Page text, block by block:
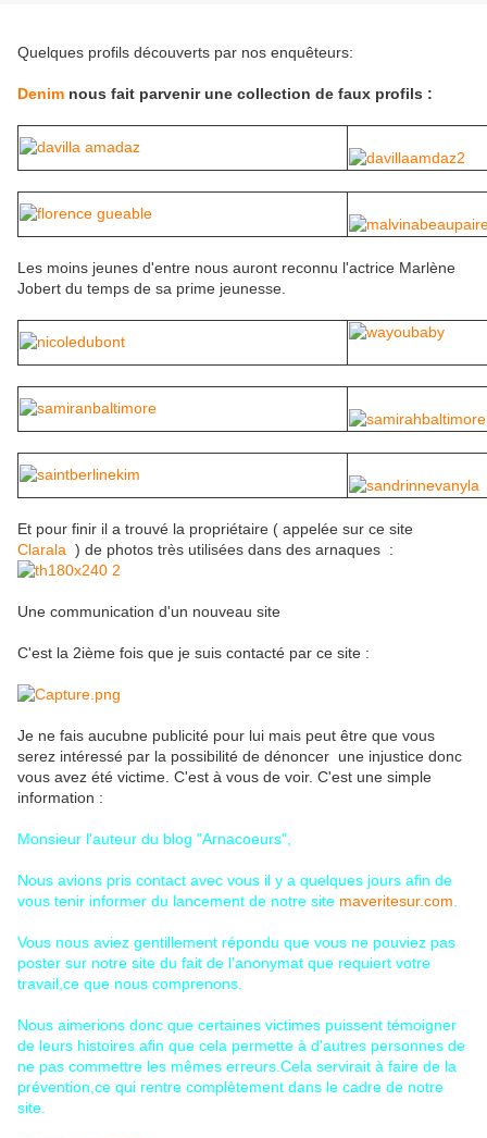
Quelques profils découverts par nos enquêteurs:
Denim nous fait parvenir une collection de faux profils :
Les moins jeunes d'entre nous auront reconnu l'actrice Marlène
Jobert du temps de sa prime jeunesse.
Et pour finir il a trouvé la propriétaire ( appelée sur ce site
Clarala ) de photos très utilisées dans des arnaques :
Une communication d'un nouveau site
C'est la 2ième fois que je suis contacté par ce site :
Je ne fais aucubne publicité pour lui mais peut être que vous
serez intéressé par la possibilité de dénoncer une injustice donc
vous avez été victime. C'est à vous de voir. C'est une simple
information :
Monsieur l'auteur du blog "Arnacoeurs",
Nous avions pris contact avec vous il y a quelques jours afin de
vous tenir informer du lancement de notre site maveritesur.com
Vous nous aviez gentillement répondu que vous ne pouviez pas
poster sur notre site du fait de l'anonymat que requiert votre
travail,ce que nous comprenons.
Nous aimerions donc que certaines victimes puissent témoigner
de leurs histoires afin que cela permette à d'autres personnes de
ne pas commettre les mêmes erreurs.Cela servirait à faire de la
prévention,ce qui rentre complètement dans le cadre de notre
site.